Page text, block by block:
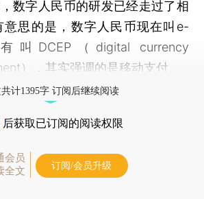
数字人民币的研发已经走过了相
意思的是，数字人民币现在叫e-
叫DCEP（digital currency
），其实强调的是移动支付。
计1395字 订阅后继续阅读
后获取已订阅的阅读权限
会员
全文
订阅/会员升级